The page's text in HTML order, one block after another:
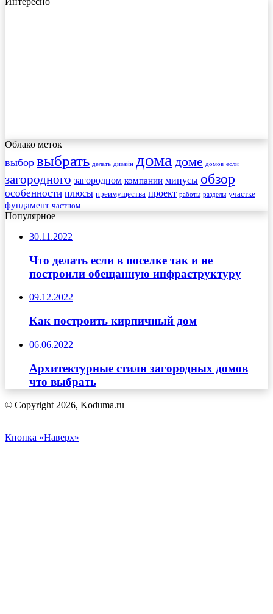
Облако меток
выбор выбрать делать дизайн дома доме домов если
загородного загородном компании минусы обзор
особенности плюсы преимущества проект работы разделы участке
фундамент частном
Популярное
30.11.2022
Что делать если в поселке так и не
построили обещанную инфраструктуру
09.12.2022
Как построить кирпичный дом
06.06.2022
Архитектурные стили загородных домов
что выбрать
© Copyright 2026, Koduma.ru
Кнопка «Наверх»